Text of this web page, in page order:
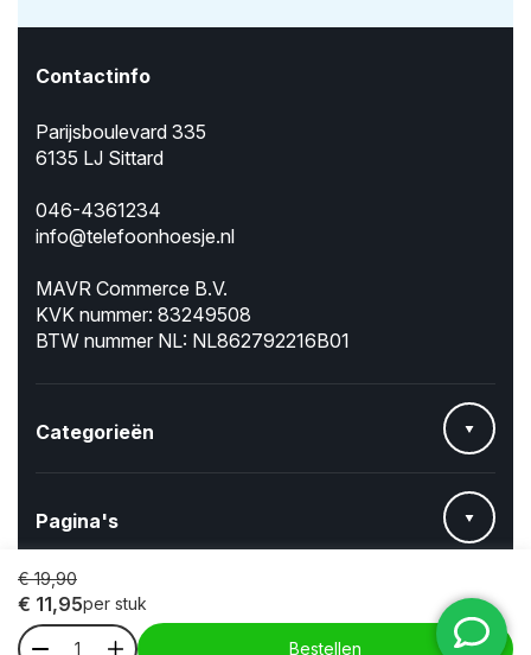
€ 19,90
€ 11,95per stuk
Bestellen
Contactinfo
Parijsboulevard 335
6135 LJ Sittard
046-4361234
info@telefoonhoesje.nl
MAVR Commerce B.V.
KVK nummer: 83249508
BTW nummer NL: NL862792216B01
Categorieën
Pagina's